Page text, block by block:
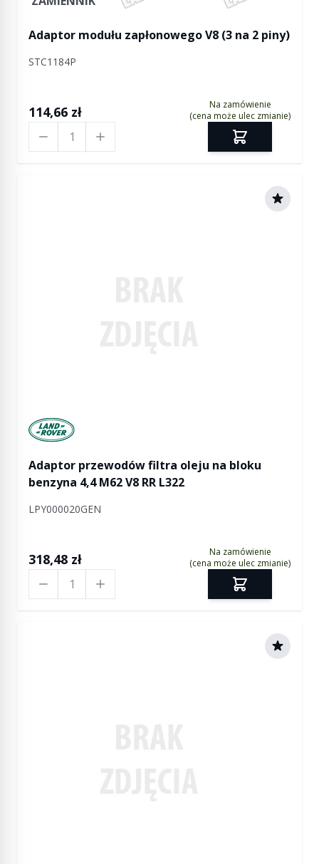
Adaptor modułu zapłonowego V8 (3 na 2 piny)
STC1184P
114,66 zł
Na zamówienie
(cena może ulec zmianie)
Manufactured by Land rover
Adaptor przewodów filtra oleju na bloku
benzyna 4,4 M62 V8 RR L322
LPY000020GEN
318,48 zł
Na zamówienie
(cena może ulec zmianie)